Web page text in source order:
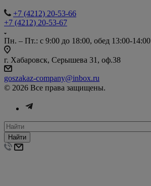
+7 (4212) 20-53-66
+7 (4212) 20-53-67
Пн. – Пт.: с 9:00 до 18:00, обед 13:00-14:00
г. Хабаровск, Серышева 31, оф.38
goszakaz-company@inbox.ru
© 2026 Все права защищены.
Найти